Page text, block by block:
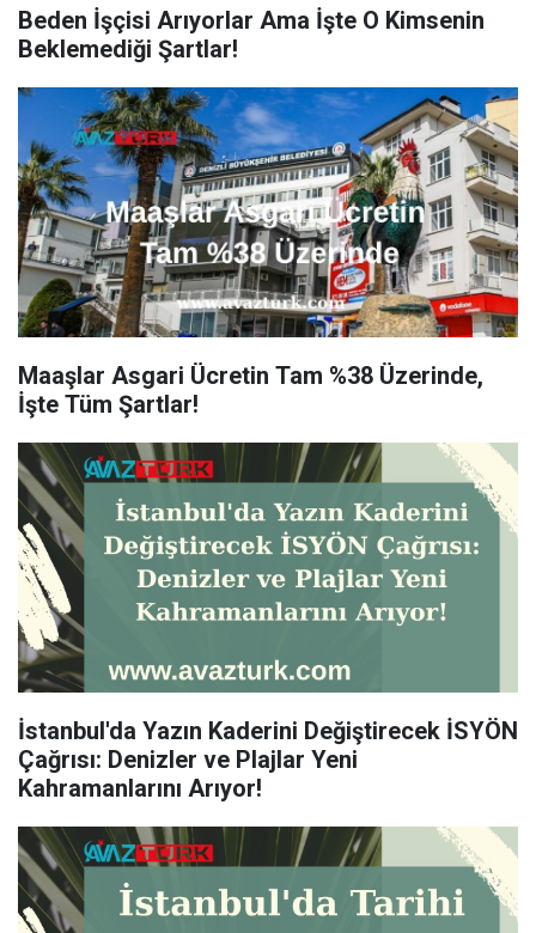
Beden İşçisi Arıyorlar Ama İşte O Kimsenin
Beklemediği Şartlar!
Maaşlar Asgari Ücretin Tam %38 Üzerinde,
İşte Tüm Şartlar!
İstanbul'da Yazın Kaderini Değiştirecek İSYÖN
Çağrısı: Denizler ve Plajlar Yeni
Kahramanlarını Arıyor!